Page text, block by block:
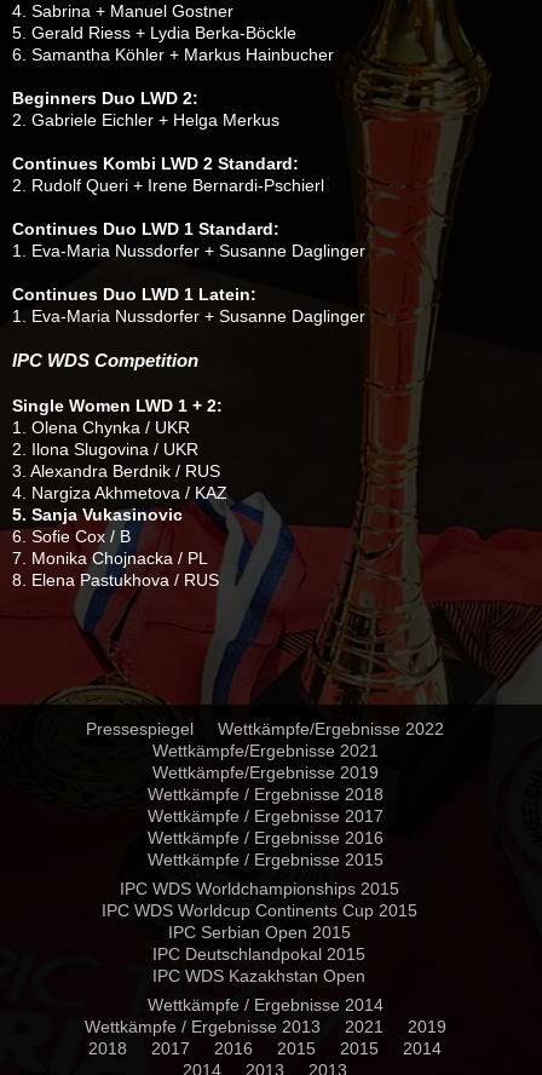
4. Sabrina + Manuel Gostner
5. Gerald Riess + Lydia Berka-Böckle
6. Samantha Köhler + Markus Hainbucher
Beginners Duo LWD 2:
2. Gabriele Eichler + Helga Merkus
Continues Kombi LWD 2 Standard:
2. Rudolf Queri + Irene Bernardi-Pschierl
Continues Duo LWD 1 Standard:
1. Eva-Maria Nussdorfer + Susanne Daglinger
Continues Duo LWD 1 Latein:
1. Eva-Maria Nussdorfer + Susanne Daglinger
IPC WDS Competition
Single Women LWD 1 + 2:
1. Olena Chynka / UKR
2. Ilona Slugovina / UKR
3. Alexandra Berdnik / RUS
4. Nargiza Akhmetova / KAZ
5. Sanja Vukasinovic
6. Sofie Cox / B
7. Monika Chojnacka / PL
8. Elena Pastukhova / RUS
Pressespiegel
Wettkämpfe/Ergebnisse 2022
Wettkämpfe/Ergebnisse 2021
Wettkämpfe/Ergebnisse 2019
Wettkämpfe / Ergebnisse 2018
Wettkämpfe / Ergebnisse 2017
Wettkämpfe / Ergebnisse 2016
Wettkämpfe / Ergebnisse 2015
IPC WDS Worldchampionships 2015
IPC WDS Worldcup Continents Cup 2015
IPC Serbian Open 2015
IPC Deutschlandpokal 2015
IPC WDS Kazakhstan Open
Wettkämpfe / Ergebnisse 2014
Wettkämpfe / Ergebnisse 2013
2021
2019
2018
2017 2016 2015 2015
2014
2014
2013 2013